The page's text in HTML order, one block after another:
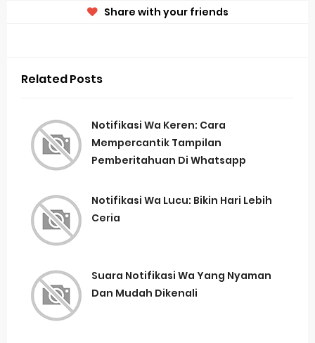
Share with your friends
Related Posts
Notifikasi Wa Keren: Cara
Mempercantik Tampilan
Pemberitahuan Di Whatsapp
Notifikasi Wa Lucu: Bikin Hari Lebih
Ceria
Suara Notifikasi Wa Yang Nyaman
Dan Mudah Dikenali